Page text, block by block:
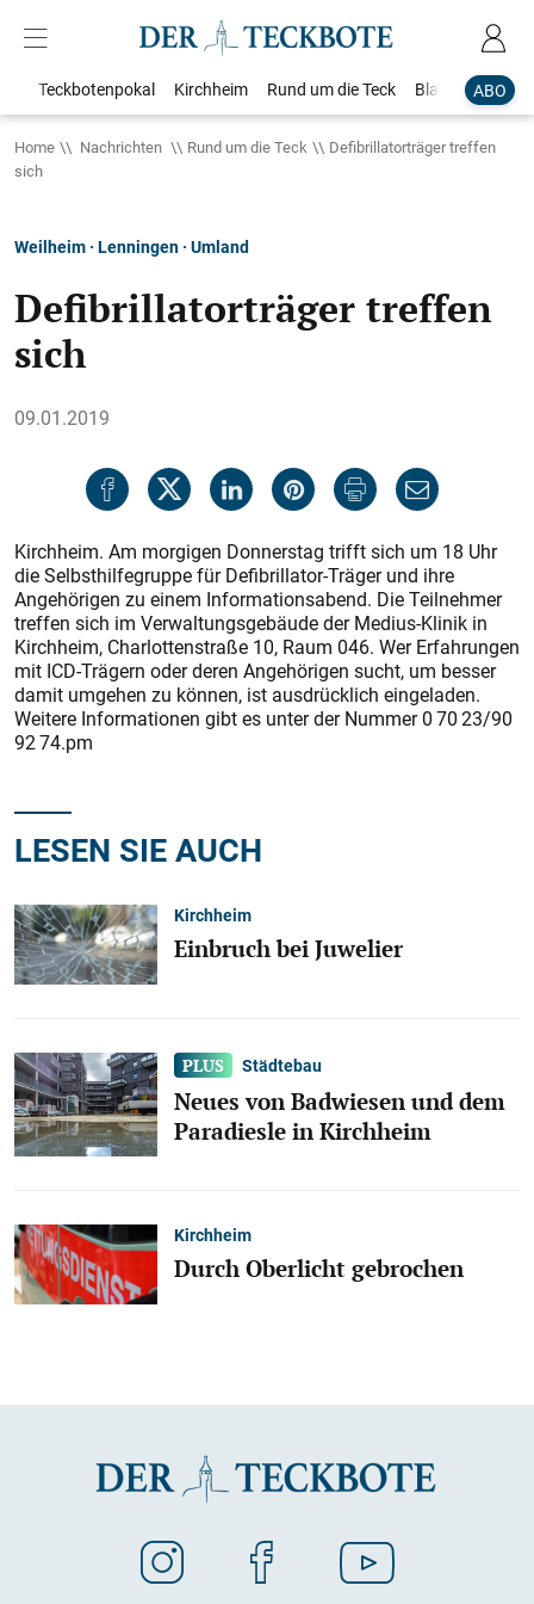
ABO
Teckbotenpokal Kirchheim Rund um die Teck Blaulicht
Home Nachrichten Rund um die Teck
Defibrillatorträger treffen
sich
Weilheim · Lenningen · Umland
Defibrillatorträger treffen
sich
09.01.2019
Kirchheim. Am morgigen Donnerstag trifft sich um 18 Uhr
die Selbsthilfegruppe für Defibrillator-Träger und ihre
Angehörigen zu einem Informationsabend. Die Teilnehmer
treffen sich im Verwaltungsgebäude der Medius-Klinik in
Kirchheim, Charlottenstraße 10, Raum 046. Wer Erfahrungen
mit ICD-Trägern oder deren Angehörigen sucht, um besser
damit umgehen zu können, ist ausdrücklich eingeladen.
Weitere Informationen gibt es unter der Nummer 0 70 23/90
92 74.pm
LESEN SIE AUCH
Kirchheim
Einbruch bei Juwelier
Städtebau
Neues von Badwiesen und dem
Paradiesle in Kirchheim
Kirchheim
Durch Oberlicht gebrochen